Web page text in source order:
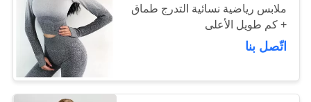
ملابس رياضية نسائية التدرج طماق
+ كم طويل الأعلى
اتّصل بنا